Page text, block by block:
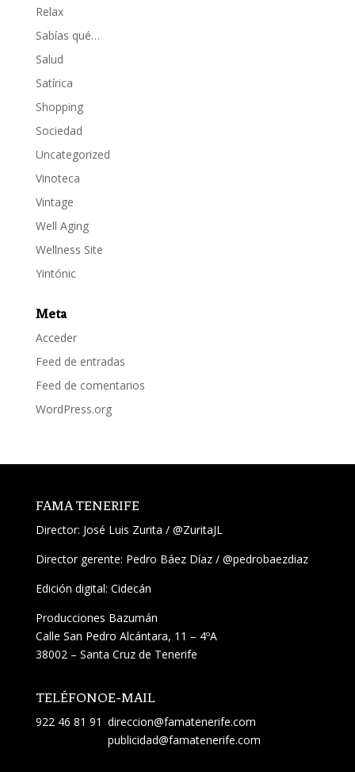
Relax
Sabías qué…
Salud
Satírica
Shopping
Sociedad
Uncategorized
Vinoteca
Vintage
Well Aging
Wellness Site
Yintónic
Meta
Acceder
Feed de entradas
Feed de comentarios
WordPress.org
FAMA TENERIFE
Director: José Luis Zurita / @ZuritaJL
Director gerente: Pedro Báez Díaz / @pedrobaezdiaz
Edición digital: Cidecán
Producciones Bazumán
Calle San Pedro Alcántara, 11 – 4ºA
38002 – Santa Cruz de Tenerife
TELÉFONO
922 46 81 91
E-MAIL
direccion@famatenerife.com
publicidad@famatenerife.com